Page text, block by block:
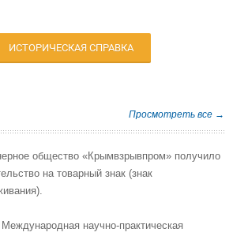
ИСТОРИЧЕСКАЯ СПРАВКА
Просмотреть все →
общество «Крымвзрывпром» получило
на товарный знак (знак
научно-практическая